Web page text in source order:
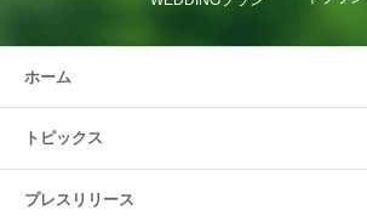
ホーム
トピックス
プレスリリース